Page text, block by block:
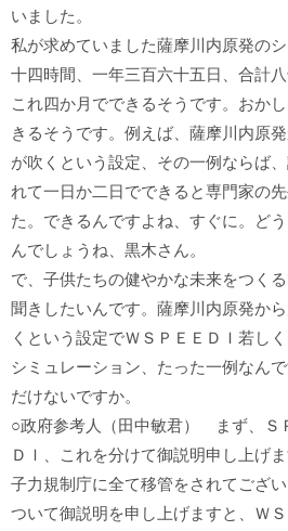
いました。
私が求めていました薩摩川内原発の
十四時間、一年三百六十五日、合計
これ四か月でできるそうです。おか
きるそうです。例えば、薩摩川内原
が吹くという設定、その一例ならば
れて一日か二日でできると専門家の
た。できるんですよね、すぐに。ど
んでしょうね、黒木さん。
で、子供たちの健やかな未来をつく
聞きしたいんです。薩摩川内原発か
くという設定でＷＳＰＥＥＤＩ若し
シミュレーション、たった一例なん
だけないですか。
○政府参考人（田中敏君） まず、Ｓ
ＤＩ、これを分けて御説明申し上げ
子力規制庁に全て移管をされてござ
ついて御説明を申し上げますと、Ｗ